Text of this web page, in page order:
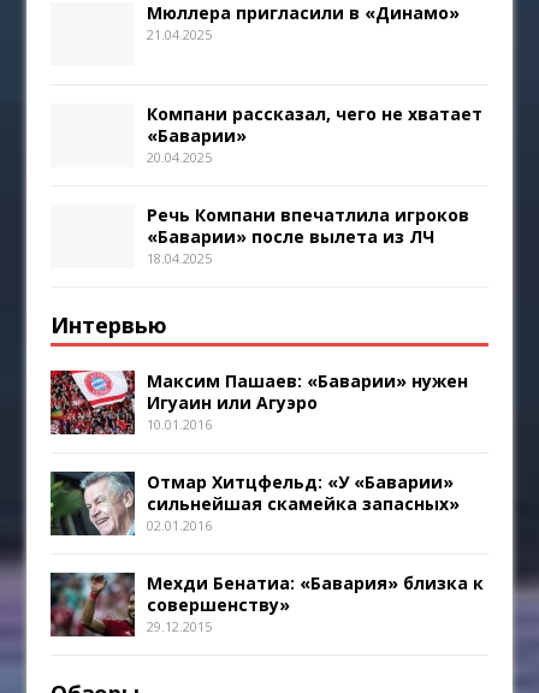
Мюллера пригласили в «Динамо»
21.04.2025
Компани рассказал, чего не хватает
«Баварии»
20.04.2025
Речь Компани впечатлила игроков
«Баварии» после вылета из ЛЧ
18.04.2025
Интервью
Максим Пашаев: «Баварии» нужен
Игуаин или Агуэро
10.01.2016
Отмар Хитцфельд: «У «Баварии»
сильнейшая скамейка запасных»
02.01.2016
Мехди Бенатиа: «Бавария» близка к
совершенству»
29.12.2015